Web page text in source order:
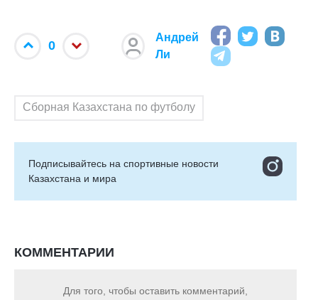
0
Андрей
Ли
Сборная Казахстана по футболу
Подписывайтесь на cпортивные новости
Казахстана и мира
КОММЕНТАРИИ
Для того, чтобы оставить комментарий,